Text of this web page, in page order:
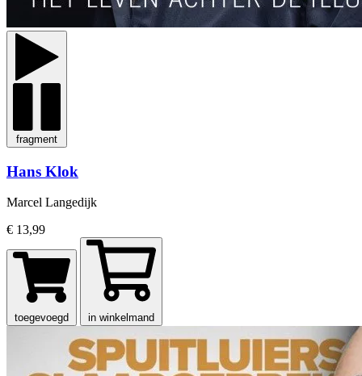
fragment
Hans Klok
Marcel Langedijk
€ 13,99
toegevoegd in winkelmand